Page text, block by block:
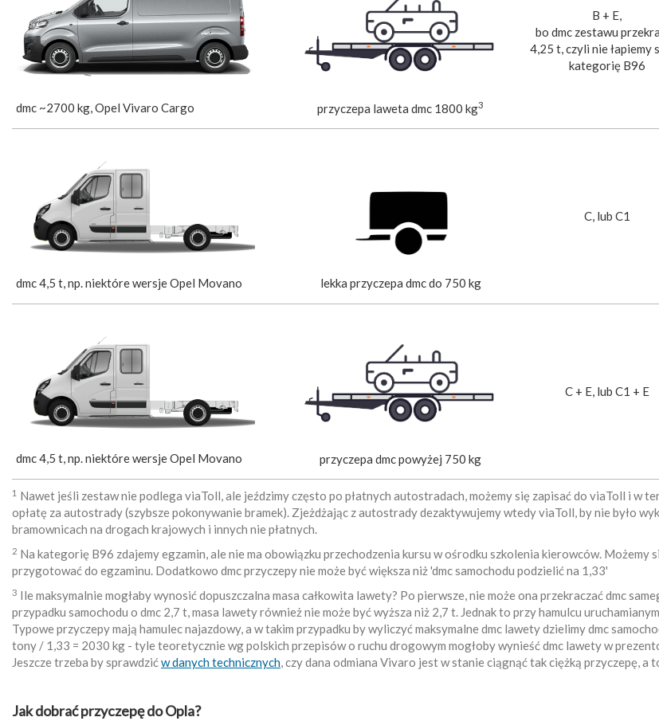
dmc ~2700 kg, Opel Vivaro Cargo przyczepa laweta dmc 1800 kg3
B + E,
bo dmc zestawu
4,25 t, czyli nie łapiemy
kategorię B96
dmc 4,5 t, np. niektóre wersje Opel Movano lekka przyczepa dmc do 750 kg
C, lub C1
dmc 4,5 t, np. niektóre wersje Opel Movano przyczepa dmc powyżej 750 kg
C + E, lub C1 + E
1 Nawet jeśli zestaw nie podlega viaToll, ale jeździmy często po płatnych autostradach, możemy się zapisać do viaToll i w
opłatę za autostrady (szybsze pokonywanie bramek). Zjeżdżając z autostrady dezaktywujemy wtedy viaToll, by nie było
bramownicach na drogach krajowych i innych nie płatnych.
2 Na kategorię B96 zdajemy egzamin, ale nie ma obowiązku przechodzenia kursu w ośrodku szkolenia kierowców. Możemy
przygotować do egzaminu. Dodatkowo dmc przyczepy nie może być większa niż 'dmc samochodu podzielić na 1,33'
3 Ile maksymalnie mogłaby wynosić dopuszczalna masa całkowita lawety? Po pierwsze, nie może ona przekraczać dmc
przypadku samochodu o dmc 2,7 t, masa lawety również nie może być wyższa niż 2,7 t. Jednak to przy hamulcu
Typowe przyczepy mają hamulec najazdowy, a w takim przypadku by wyliczyć maksymalne dmc lawety dzielimy dmc
tony / 1,33 = 2030 kg - tyle teoretycznie wg polskich przepisów o ruchu drogowym mogłoby wynieść dmc lawety w
Jeszcze trzeba by sprawdzićw danych technicznych, czy dana odmiana Vivaro jest w stanie ciągnąć tak ciężką przyczepę, a
Jak dobrać przyczepę do Opla?